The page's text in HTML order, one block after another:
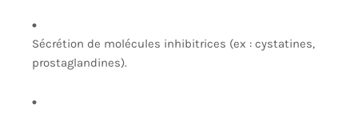
Sécrétion de molécules inhibitrices (ex : cystatines,
prostaglandines).